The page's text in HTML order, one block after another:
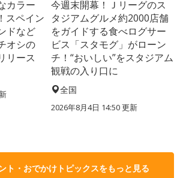
カラー
スペイン
ドなど
オシの
リース
今週末開幕！Ｊリーグのス
タジアムグルメ約2000店舗
をガイドする食べログサー
ビス「スタモグ」がローン
チ！“おいしい”をスタジアム
観戦の入り口に
全国
2026年8月4日 14:50更新
ト・おでかけトピックスをもっと見る